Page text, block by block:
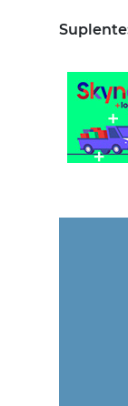
Suplente